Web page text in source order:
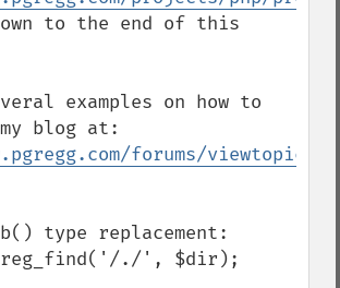
to the end of this
examples on how to
forums/
type replacement:
./', $dir);